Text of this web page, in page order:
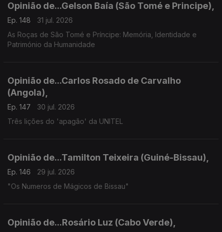
Opinião de...Gelson Baía (São Tomé e Principe),
Ep. 148
31 jul. 2026
As Roças de São Tomé e Príncipe: Memória, Identidade e
Património da Humanidade
Opinião de...Carlos Rosado de Carvalho
(Angola),
Ep. 147
30 jul. 2026
Três lições do 'apagão' da UNITEL
Opinião de...Tamilton Teixeira (Guiné-Bissau),
Ep. 146
29 jul. 2026
"Os Numeros de Mágicos de Bissau"
Opinião de...Rosário Luz (Cabo Verde),